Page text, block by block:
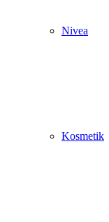
Nivea
Kosmetik